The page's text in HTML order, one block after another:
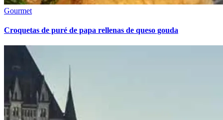
Gourmet
Croquetas de puré de papa rellenas de queso gouda